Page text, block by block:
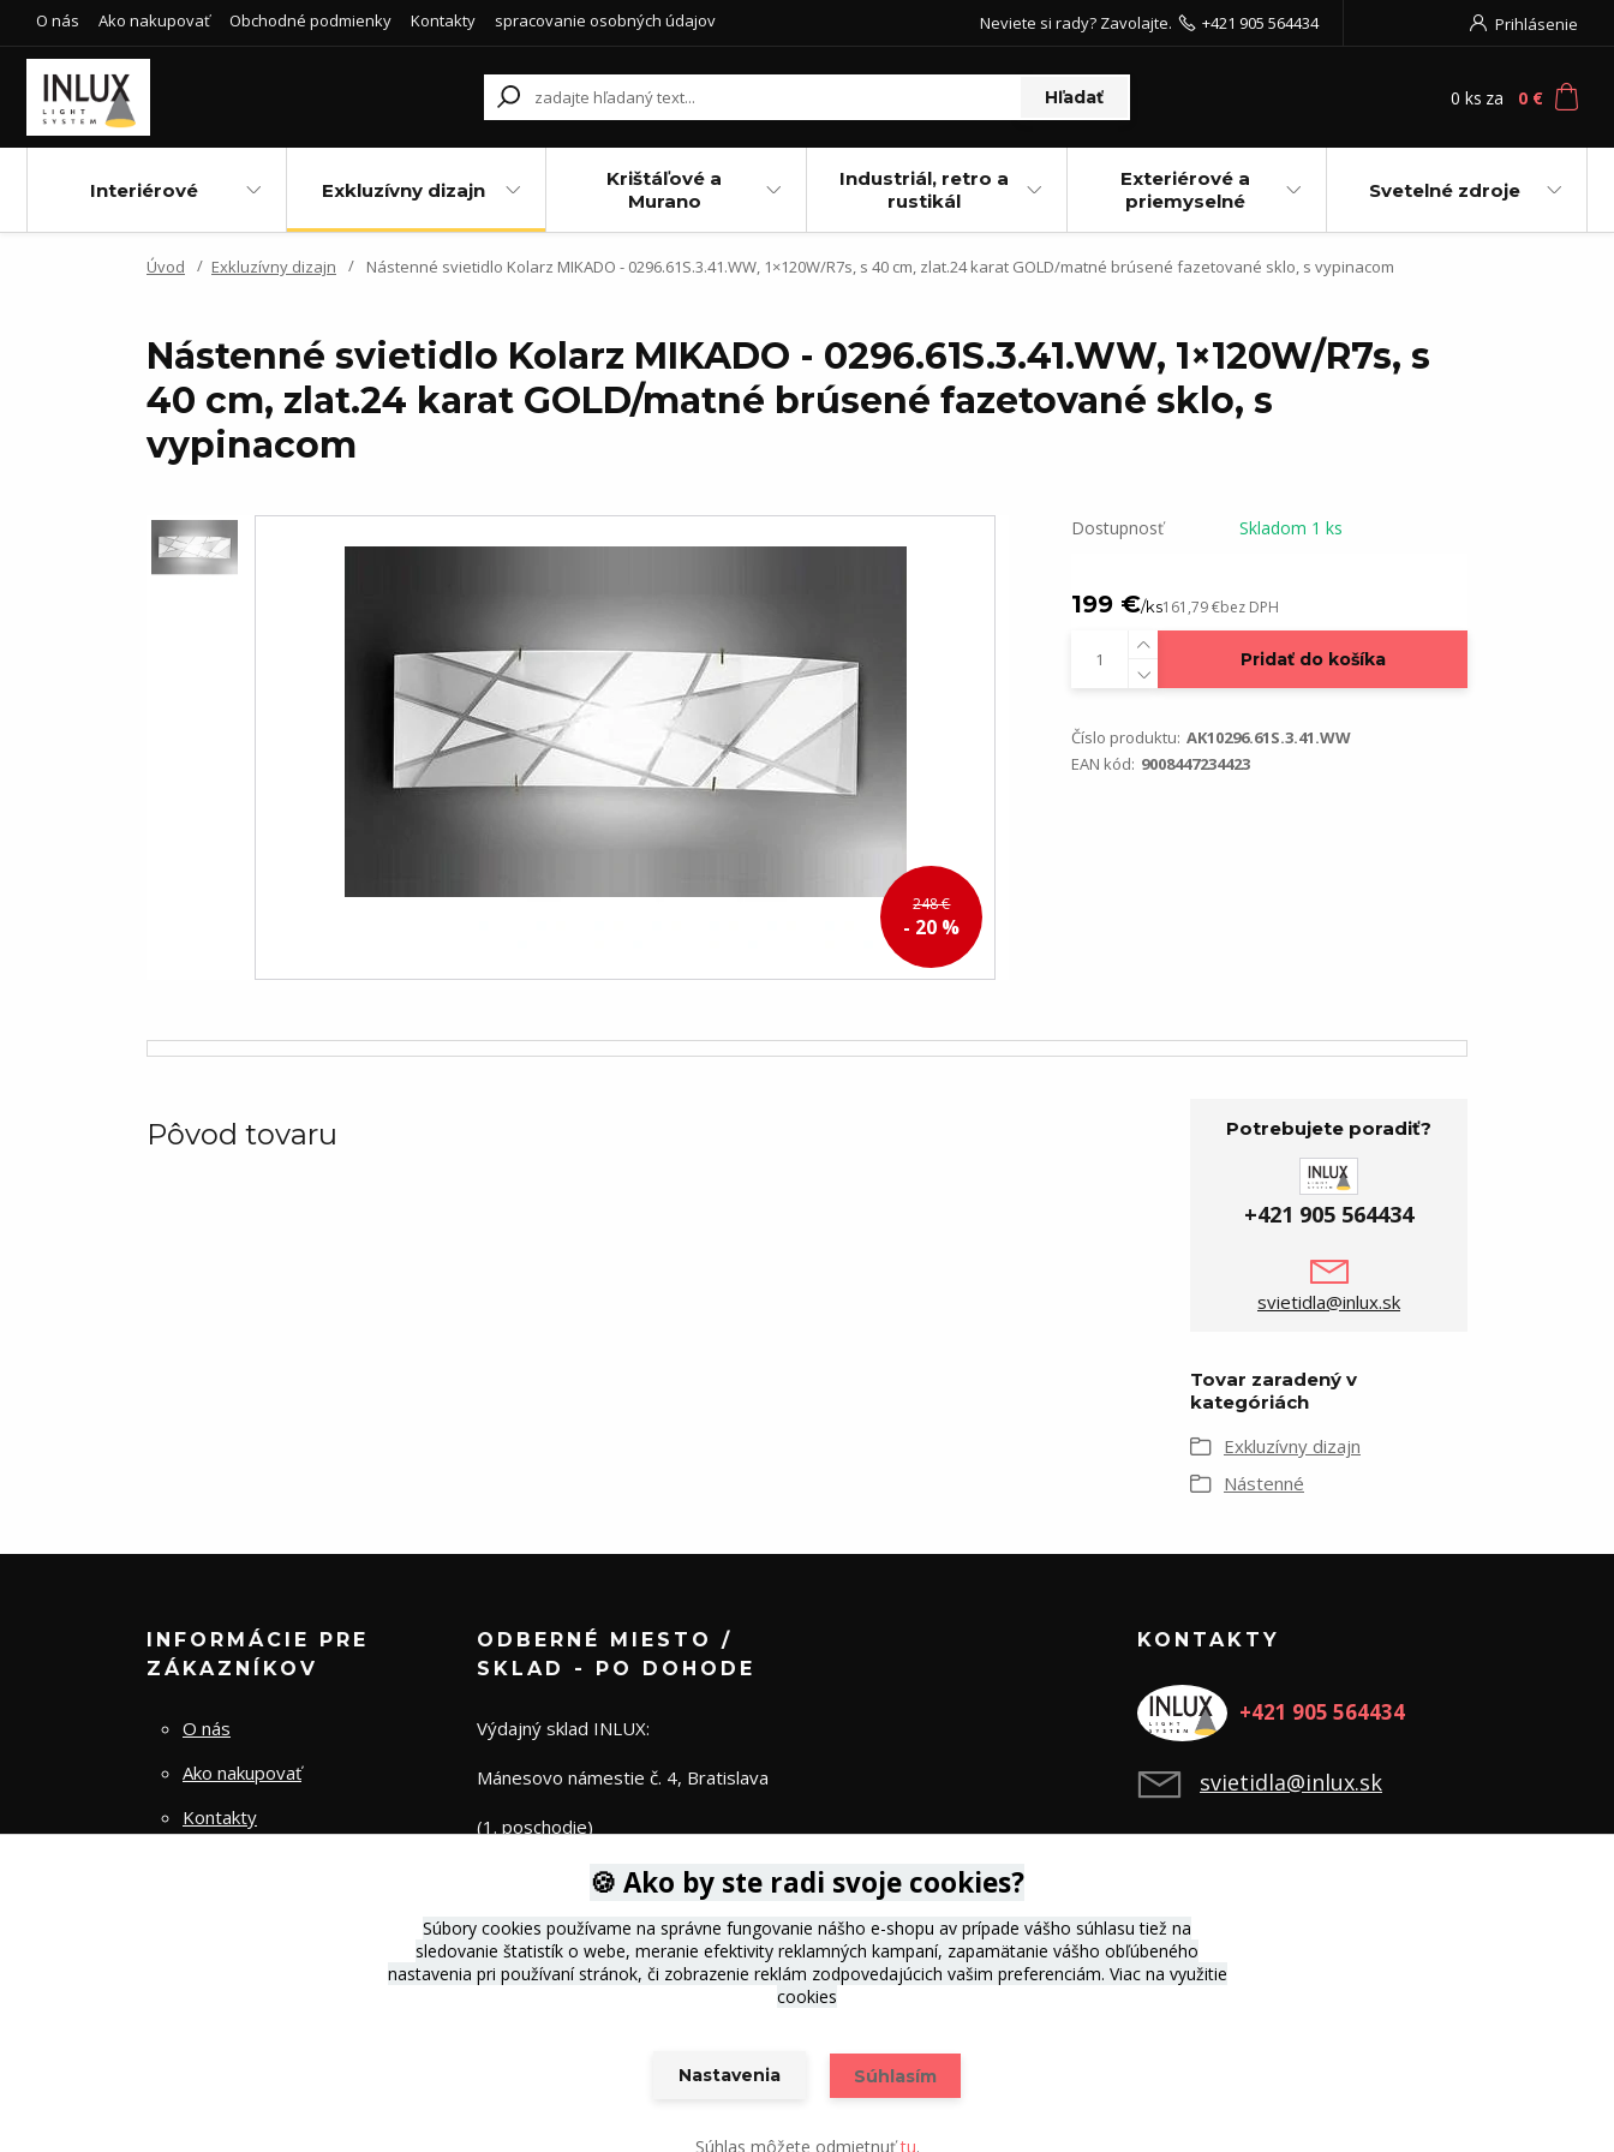
O nás Ako nakupovať Obchodné podmienky Kontakty spracovanie osobných údajov Prihlásenie
Hľadať
Neviete si rady? Zavolajte. +421 905 564434
0 ks za 0 €
Interiérové Exkluzívny dizajn
Krištáľové a
Murano
Industriál, retro a
rustikál
Exteriérové a
priemyselné
Svetelné zdroje
Úvod Exkluzívny dizajn Nástenné svietidlo Kolarz MIKADO - 0296.61S.3.41.WW, 1×120W/R7s, s 40 cm, zlat.24 karat GOLD/matné brúsené fazetované sklo, s vypinacom
Nástenné svietidlo Kolarz MIKADO - 0296.61S.3.41.WW, 1×120W/R7s, s
40 cm, zlat.24 karat GOLD/matné brúsené fazetované sklo, s
vypinacom
248 €
- 20 %
Dostupnosť Skladom 1 ks
199 €/ks161,79 €bez DPH
Pridať do košíka
Číslo produktu: AK10296.61S.3.41.WW
EAN kód: 9008447234423
Pôvod tovaru Potrebujete poradiť?
+421 905 564434
svietidla@inlux.sk
Tovar zaradený v
kategóriách
Exkluzívny dizajn
Nástenné
INFORMÁCIE PRE
ZÁKAZNÍKOV
O nás
Ako nakupovať
Kontakty
ODBERNÉ MIESTO /
SKLAD - PO DOHODE
Výdajný sklad INLUX:
Mánesovo námestie č. 4, Bratislava
(1. poschodie)
KONTAKTY
+421 905 564434
svietidla@inlux.sk
🍪 Ako by ste radi svoje cookies?
Súbory cookies používame na správne fungovanie nášho e-shopu av prípade vášho súhlasu tiež na
sledovanie štatistík o webe, meranie efektivity reklamných kampaní, zapamätanie vášho obľúbeného
nastavenia pri používaní stránok, či zobrazenie reklám zodpovedajúcich vašim preferenciám. Viac na využitie
cookies
Nastavenia Súhlasím
Súhlas môžete odmietnuťtu.